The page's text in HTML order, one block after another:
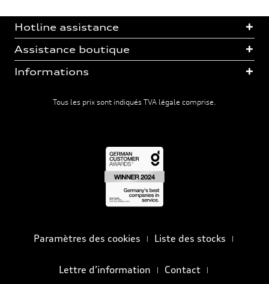
Hotline assistance
Assistance boutique
Informations
Tous les prix sont indiqués TVA légale comprise.
Paramètres des cookies Liste des stocks
Lettre d’information Contact